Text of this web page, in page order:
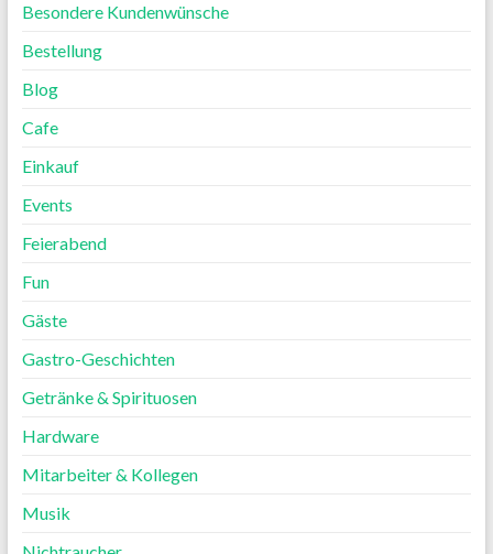
Besondere Kundenwünsche
Bestellung
Blog
Cafe
Einkauf
Events
Feierabend
Fun
Gäste
Gastro-Geschichten
Getränke & Spirituosen
Hardware
Mitarbeiter & Kollegen
Musik